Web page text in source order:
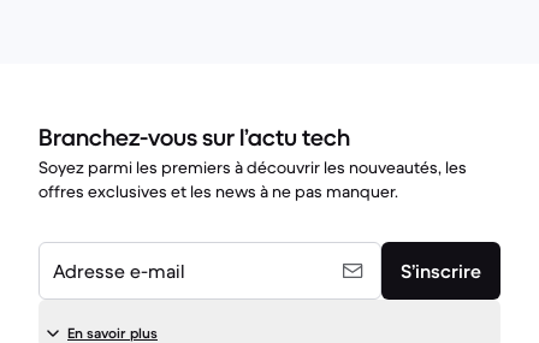
Branchez-vous sur l’actu tech
Soyez parmi les premiers à découvrir les nouveautés, les
offres exclusives et les news à ne pas manquer.
Adresse e-mail S’inscrire
En savoir plus